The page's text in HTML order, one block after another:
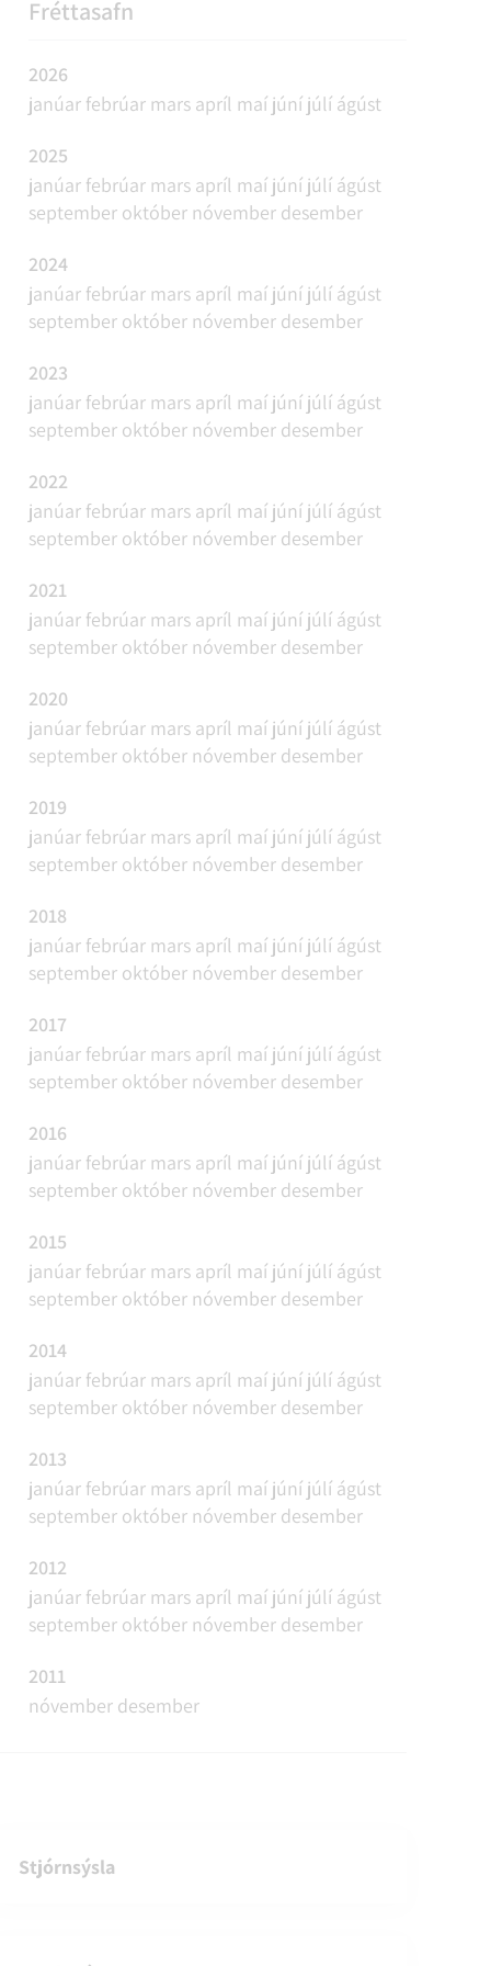
Fréttasafn
2026
janúar febrúar mars apríl maí júní júlí ágúst
2025
janúar febrúar mars apríl maí júní júlí ágúst
september október nóvember desember
2024
janúar febrúar mars apríl maí júní júlí ágúst
september október nóvember desember
2023
janúar febrúar mars apríl maí júní júlí ágúst
september október nóvember desember
2022
janúar febrúar mars apríl maí júní júlí ágúst
september október nóvember desember
2021
janúar febrúar mars apríl maí júní júlí ágúst
september október nóvember desember
2020
janúar febrúar mars apríl maí júní júlí ágúst
september október nóvember desember
2019
janúar febrúar mars apríl maí júní júlí ágúst
september október nóvember desember
2018
janúar febrúar mars apríl maí júní júlí ágúst
september október nóvember desember
2017
janúar febrúar mars apríl maí júní júlí ágúst
september október nóvember desember
2016
janúar febrúar mars apríl maí júní júlí ágúst
september október nóvember desember
2015
janúar febrúar mars apríl maí júní júlí ágúst
september október nóvember desember
2014
janúar febrúar mars apríl maí júní júlí ágúst
september október nóvember desember
2013
janúar febrúar mars apríl maí júní júlí ágúst
september október nóvember desember
2012
janúar febrúar mars apríl maí júní júlí ágúst
september október nóvember desember
2011
nóvember desember
Stjórnsýsla